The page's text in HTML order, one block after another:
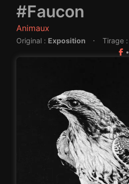
#Faucon
Animaux
Original : Exposition · Tirage :
•